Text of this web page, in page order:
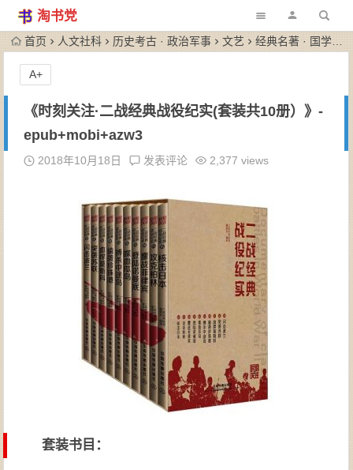
淘书党
首页 人文社科 历史考古 · 政治军事 文艺 经典名著 · 国学古籍
《时刻关注·二战经典战役纪实(套装共10册）》-
epub+mobi+azw3
2018年10月18日 发表评论 2,377 views
套装书目：
A+